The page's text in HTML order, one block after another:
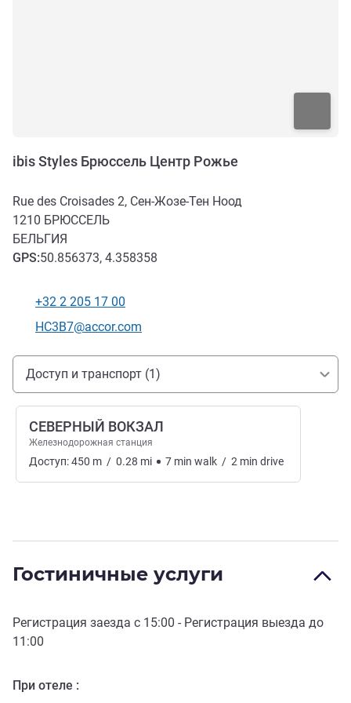
ibis Styles Брюссель Центр Рожье
Rue des Croisades 2, Сен-Жозе-Тен Ноод
1210 БРЮССЕЛЬ
БЕЛЬГИЯ
GPS:50.856373, 4.358358
Телефон
+32 2 205 17 00
Контактный адрес электронной почты
HC3B7@accor.com
Доступ и транспорт
Доступ и транспорт (1)
СЕВЕРНЫЙ ВОКЗАЛ
Железнодорожная станция
Доступ:450 m / 0.28 mi 7 min walk / 2 min drive
Гостиничные услуги
Регистрация заезда с 15:00 - Регистрация выезда до
11:00
При отеле